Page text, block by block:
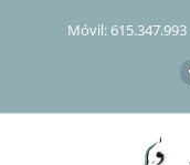
Móvil: 615.347.993